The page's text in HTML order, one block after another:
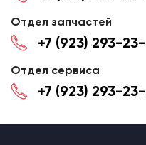
Отдел запчастей
+7 (923) 293-
Отдел сервиса
+7 (923) 293-